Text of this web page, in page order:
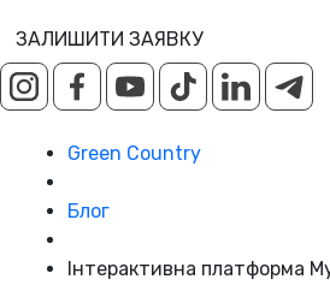
ЗАЛИШИТИ ЗАЯВКУ
Green Country
Блог
Інтерактивна платформа